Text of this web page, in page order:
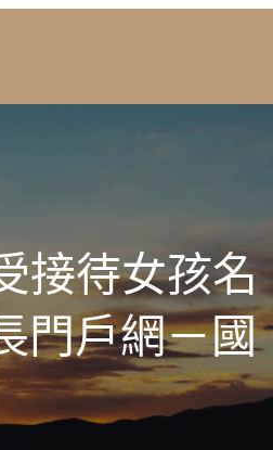
接待女孩名
門戶網－國